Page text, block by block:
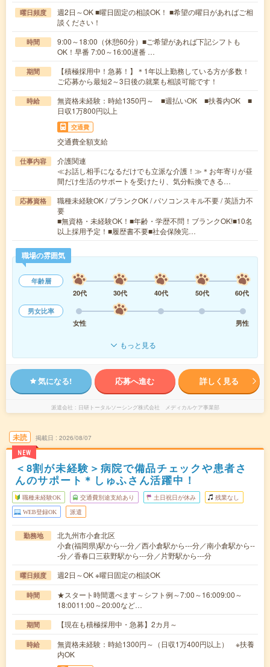
曜日頻度
週2日～OK ■曜日固定の相談OK！ ■希望の曜日があればご相
談ください！
時間
9:00～18:00（休憩60分）■ご希望があれば下記シフトも
OK！早番 7:00～16:00遅番 …
期間
【積極採用中！急募！】＊1年以上勤務している方が多数！
ご応募から最短2～3日後の就業も相談可能です！
時給
無資格未経験：時給1350円～ ■週払いOK ■扶養内OK ■
日収1万800円以上
交通費
交通費全額支給
仕事内容
介護関連
≪お話し相手になるだけでも立派な介護！≫＊お年寄りが昼
間だけ生活のサポートを受けたり、気分転換できる…
応募資格
職種未経験OK / ブランクOK / パソコンスキル不要 / 英語力不
要
■無資格・未経験OK！■年齢・学歴不問！ブランクOK!■10名
以上採用予定！■履歴書不要■社会保険完…
職場の雰囲気
年齢層
20代
30代 40代 50代
60代
男女比率
女性
男性
もっと見る
気になる! 応募へ進む 詳しく見る
派遣会社 日研トータルソーシング株式会社 メディカルケア事業部
未読
NEW
掲載日 2026/08/07
＜8割が未経験＞病院で備品チェックや患者さ
んのサポート＊しゅふさん活躍中！
職種未経験OK 交通費別途支給あり 土日祝日が休み 残業なし
WEB登録OK 派遣
勤務地
北九州市小倉北区
小倉(福岡県)駅から---分／西小倉駅から---分／南小倉駅から--
-分／香春口三萩野駅から---分／片野駅から---分
曜日頻度 週2日～OK ※曜日固定の相談OK
時間
★スタート時間選べます～シフト例～7:00～16:009:00～
18:0011:00～20:00など…
期間 【現在も積極採用中・急募】2カ月～
時給
無資格未経験：時給1300円～（日収1万400円以上） ※扶養
内OK